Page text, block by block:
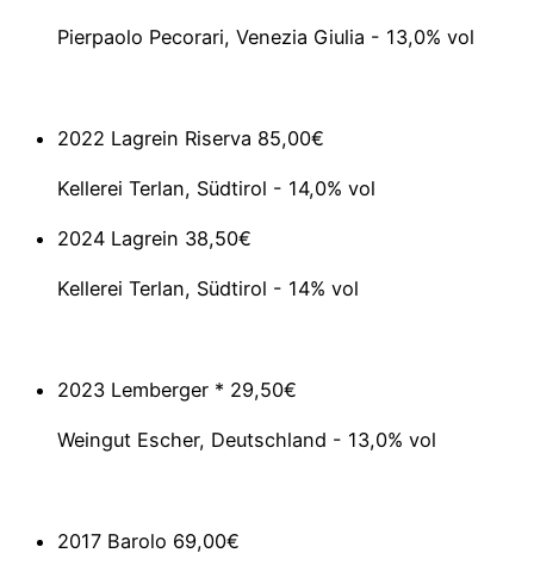
Pierpaolo Pecorari, Venezia Giulia - 13,0% vol
2022 Lagrein Riserva 85,00€
Kellerei Terlan, Südtirol - 14,0% vol
2024 Lagrein 38,50€
Kellerei Terlan, Südtirol - 14% vol
2023 Lemberger * 29,50€
Weingut Escher, Deutschland - 13,0% vol
2017 Barolo 69,00€